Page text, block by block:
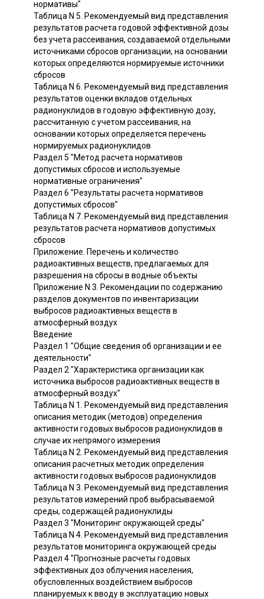
нормативы"
Таблица N 5. Рекомендуемый вид представления
результатов расчета годовой эффективной дозы
без учета рассеивания, создаваемой отдельными
источниками сбросов организации, на основании
которых определяются нормируемые источники
сбросов
Таблица N 6. Рекомендуемый вид представления
результатов оценки вкладов отдельных
радионуклидов в годовую эффективную дозу,
рассчитанную с учетом рассеивания, на
основании которых определяется перечень
нормируемых радионуклидов
Раздел 5 "Метод расчета нормативов
допустимых сбросов и используемые
нормативные ограничения"
Раздел 6 "Результаты расчета нормативов
допустимых сбросов"
Таблица N 7. Рекомендуемый вид представления
результатов расчета нормативов допустимых
сбросов
Приложение. Перечень и количество
радиоактивных веществ, предлагаемых для
разрешения на сбросы в водные объекты
Приложение N 3. Рекомендации по содержанию
разделов документов по инвентаризации
выбросов радиоактивных веществ в
атмосферный воздух
Введение
Раздел 1 "Общие сведения об организации и ее
деятельности"
Раздел 2 "Характеристика организации как
источника выбросов радиоактивных веществ в
атмосферный воздух"
Таблица N 1. Рекомендуемый вид представления
описания методик (методов) определения
активности годовых выбросов радионуклидов в
случае их непрямого измерения
Таблица N 2. Рекомендуемый вид представления
описания расчетных методик определения
активности годовых выбросов радионуклидов
Таблица N 3. Рекомендуемый вид представления
результатов измерений проб выбрасываемой
среды, содержащей радионуклиды
Раздел 3 "Мониторинг окружающей среды"
Таблица N 4. Рекомендуемый вид представления
результатов мониторинга окружающей среды
Раздел 4 "Прогнозные расчеты годовых
эффективных доз облучения населения,
обусловленных воздействием выбросов
планируемых к вводу в эксплуатацию новых